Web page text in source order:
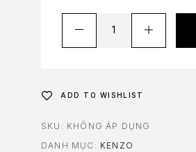
ADD TO WISHLIST
SKU: KHÔNG ÁP DỤNG
DANH MỤC: KENZO